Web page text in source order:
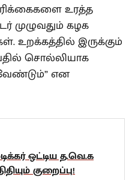
உரத்த
முழுவதும் கழக
உறக்கத்தில் இருக்கும்
சொல்லியாக
என
ஒட்டிய த.வெ.க
குறைப்பு!